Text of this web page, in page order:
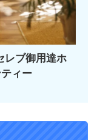
レブ御用達ホ
ィー